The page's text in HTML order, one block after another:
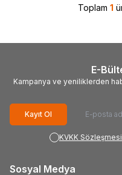
Toplam 1
E-
Kampanya ve yeniliklerden
Kayıt Ol
KVKK
Sosyal Medya